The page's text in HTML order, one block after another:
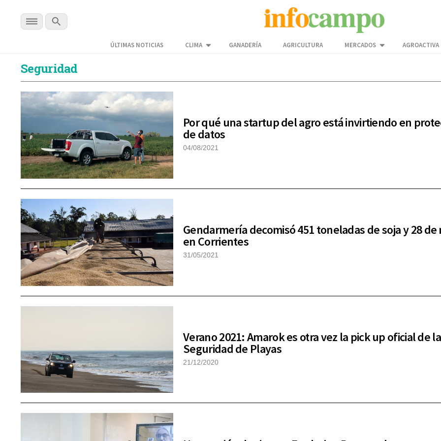
ÚLTIMAS NOTICIAS CLIMA GANADERÍA AGRICULTURA MERCADOS AGROACTIVA
Seguridad
Por qué una startup del agro está invirtiendo en
de datos
04/08/2021
Gendarmería decomisó 451 toneladas de soja y 28 de
en Corrientes
31/05/2021
Verano 2021: Amarok es otra vez la pick up oficial de la
Seguridad de Playas
21/12/2020